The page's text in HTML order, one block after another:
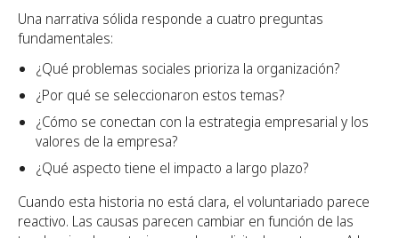
Una narrativa sólida responde a cuatro preguntas
fundamentales:
¿Qué problemas sociales prioriza la organización?
¿Por qué se seleccionaron estos temas?
¿Cómo se conectan con la estrategia empresarial y los
valores de la empresa?
¿Qué aspecto tiene el impacto a largo plazo?
Cuando esta historia no está clara, el voluntariado parece
reactivo. Las causas parecen cambiar en función de las